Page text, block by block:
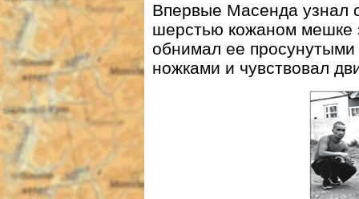
Впервые Масенда узнал
шерстью кожаном мешке
обнимал ее
ножками и чувствовал